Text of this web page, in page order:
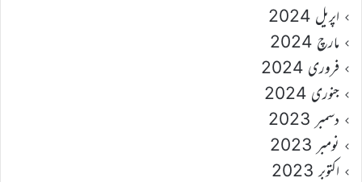
اپریل 2024
مارچ 2024
فروری 2024
جنوری 2024
دسمبر 2023
نومبر 2023
اکتوبر 2023